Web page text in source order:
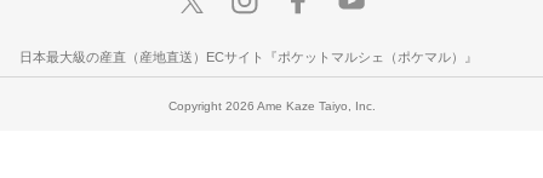
日本最大級の産直（産地直送）ECサイト『ポケットマルシェ（ポケマル）』
Copyright 2026 Ame Kaze Taiyo, Inc.